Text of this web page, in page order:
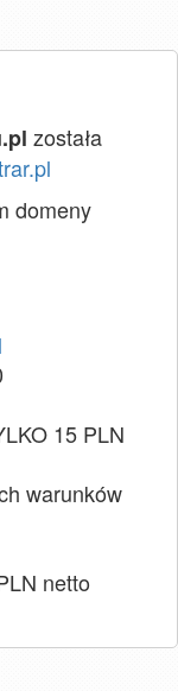
została
domeny
15 PLN
warunków
netto